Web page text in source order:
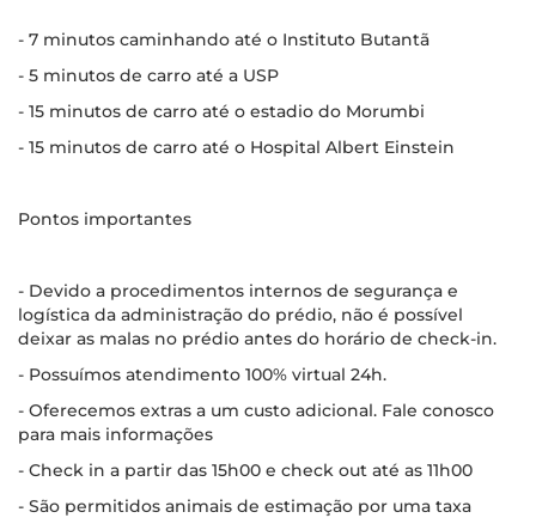
- 7 minutos caminhando até o Instituto Butantã
- 5 minutos de carro até a USP
- 15 minutos de carro até o estadio do Morumbi
- 15 minutos de carro até o Hospital Albert Einstein
Pontos importantes
- Devido a procedimentos internos de segurança e
logística da administração do prédio, não é possível
deixar as malas no prédio antes do horário de check-in.
- Possuímos atendimento 100% virtual 24h.
- Oferecemos extras a um custo adicional. Fale conosco
para mais informações
- Check in a partir das 15h00 e check out até as 11h00
- São permitidos animais de estimação por uma taxa